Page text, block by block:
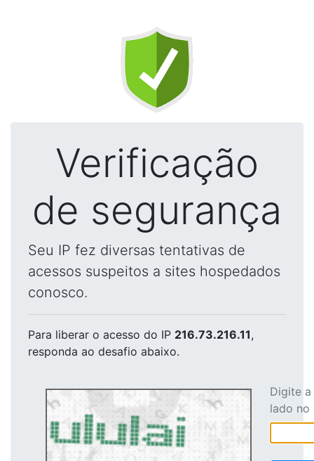
Verificação
de segurança
Seu IP fez diversas tentativas de
acessos suspeitos a sites hospedados
conosco.
Para liberar o acesso do IP 216.73.216.11,
responda ao desafio abaixo.
Digite
lado no